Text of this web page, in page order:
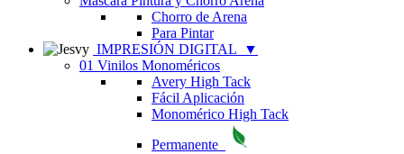
Chorro de Arena
Para Pintar
IMPRESIÓN DIGITAL
▼
01 Vinilos Monoméricos
Avery High Tack
Fácil Aplicación
Monomérico High Tack
Permanente